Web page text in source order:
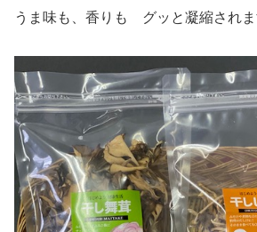
うま味も、香りも グッと凝縮されま